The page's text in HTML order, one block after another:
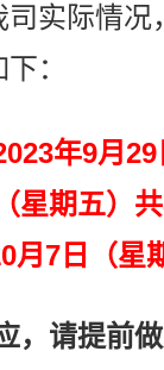
实际情
：
年9月
星期五）
月7日（星
，请提前